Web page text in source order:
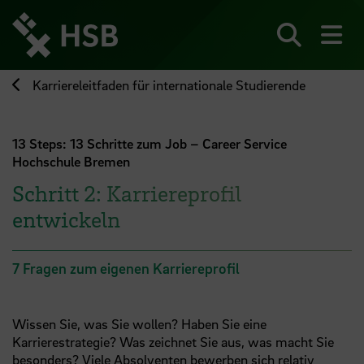
zum
Seiteninhalt
springen
Karriereleitfaden für internationale Studierende
13 Steps: 13 Schritte zum Job – Career Service
Hochschule Bremen
Schritt 2: Karriereprofil
entwickeln
7 Fragen zum eigenen Karriereprofil
Wissen Sie, was Sie wollen? Haben Sie eine
Karrierestrategie? Was zeichnet Sie aus, was macht Sie
besonders? Viele Absolventen bewerben sich relativ